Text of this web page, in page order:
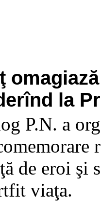
la
P.N. a
de eroi şi
viaţa.